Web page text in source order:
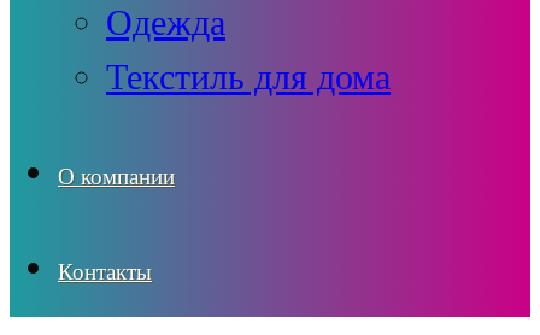
Одежда
Текстиль для дома
О компании
Контакты